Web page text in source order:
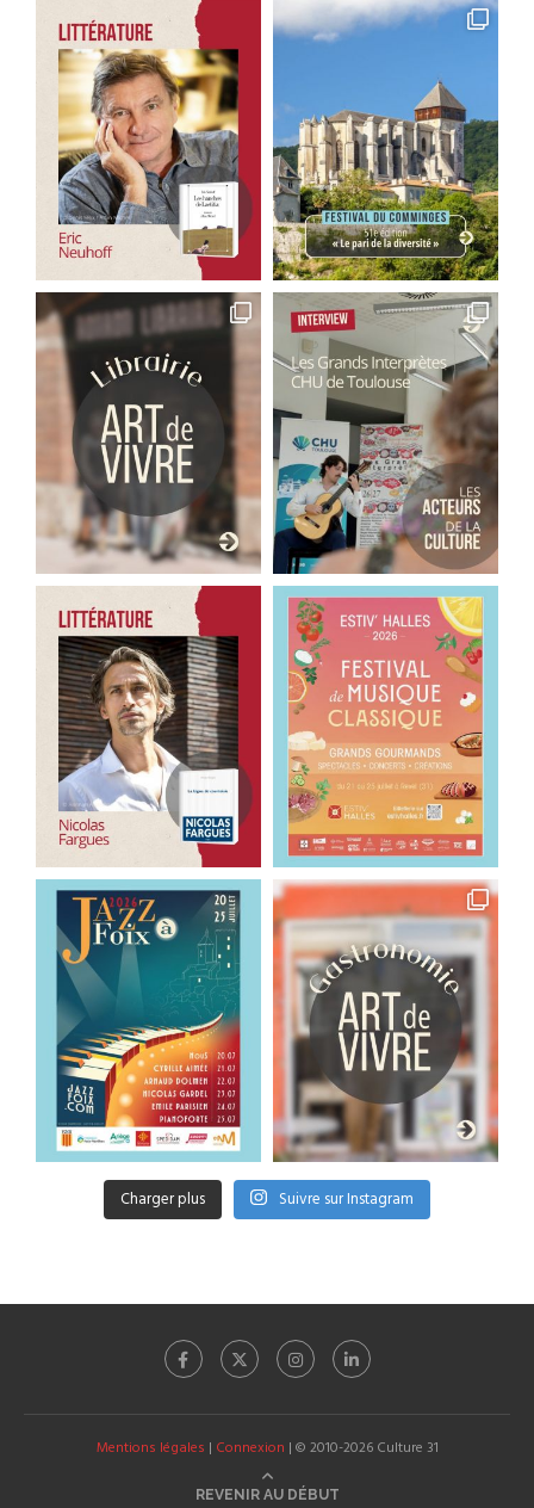
Charger plus Suivre sur Instagram
Mentions légales | Connexion | © 2010-2026 Culture 31
REVENIR AU DÉBUT